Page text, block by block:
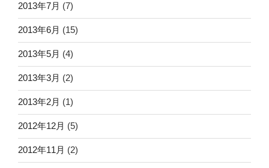
2013年7月 (7)
2013年6月 (15)
2013年5月 (4)
2013年3月 (2)
2013年2月 (1)
2012年12月 (5)
2012年11月 (2)